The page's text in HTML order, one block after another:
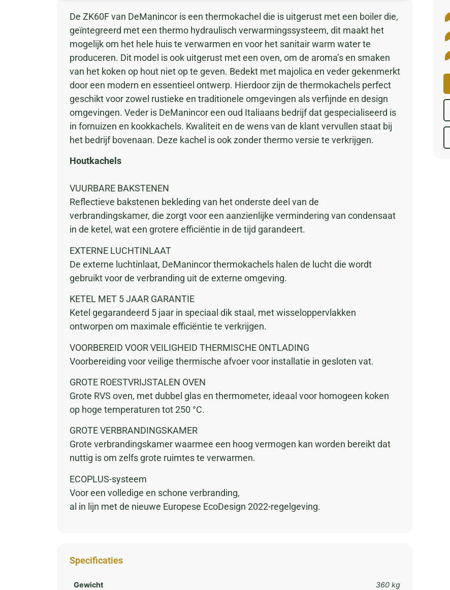
De ZK60F van DeManincor is een thermokachel die is uitgerust met een boiler die,
geïntegreerd met een thermo hydraulisch verwarmingssysteem, dit maakt het
mogelijk om het hele huis te verwarmen en voor het sanitair warm water te
produceren. Dit model is ook uitgerust met een oven, om de aroma’s en smaken
van het koken op hout niet op te geven. Bedekt met majolica en veder gekenmerkt
door een modern en essentieel ontwerp. Hierdoor zijn de thermokachels perfect
geschikt voor zowel rustieke en traditionele omgevingen als verfijnde en design
omgevingen. Veder is DeManincor een oud Italiaans bedrijf dat gespecialiseerd is
in fornuizen en kookkachels. Kwaliteit en de wens van de klant vervullen staat bij
het bedrijf bovenaan. Deze kachel is ook zonder thermo versie te verkrijgen.
Houtkachels
VUURBARE BAKSTENEN
Reflectieve bakstenen bekleding van het onderste deel van de
verbrandingskamer, die zorgt voor een aanzienlijke vermindering van condensaat
in de ketel, wat een grotere efficiëntie in de tijd garandeert.
EXTERNE LUCHTINLAAT
De externe luchtinlaat, DeManincor thermokachels halen de lucht die wordt
gebruikt voor de verbranding uit de externe omgeving.
KETEL MET 5 JAAR GARANTIE
Ketel gegarandeerd 5 jaar in speciaal dik staal, met wisseloppervlakken
ontworpen om maximale efficiëntie te verkrijgen.
VOORBEREID VOOR VEILIGHEID THERMISCHE ONTLADING
Voorbereiding voor veilige thermische afvoer voor installatie in gesloten vat.
GROTE ROESTVRIJSTALEN OVEN
Grote RVS oven, met dubbel glas en thermometer, ideaal voor homogeen koken
op hoge temperaturen tot 250 °C.
GROTE VERBRANDINGSKAMER
Grote verbrandingskamer waarmee een hoog vermogen kan worden bereikt dat
nuttig is om zelfs grote ruimtes te verwarmen.
ECOPLUS-systeem
Voor een volledige en schone verbranding,
al in lijn met de nieuwe Europese EcoDesign 2022-regelgeving.
Specificaties
Gewicht 360 kg